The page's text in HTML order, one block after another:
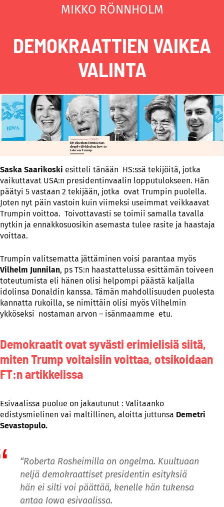
MIKKO RÖNNHOLM
DEMOKRAATTIEN VAIKEA
VALINTA
Saska Saarikoski esitteli tänään HS:ssä tekijöitä, jotka
vaikuttavat USA:n presidentinvaalin lopputulokseen. Hän
päätyi 5 vastaan 2 tekijään, jotka ovat Trumpin puolella.
Joten nyt päin vastoin kuin viimeksi useimmat veikkaavat
Trumpin voittoa. Toivottavasti se toimii samalla tavalla
nytkin ja ennakkosuosikin asemasta tulee rasite ja haastaja
voittaa.
Trumpin valitsematta jättäminen voisi parantaa myös
Vilhelm Junnilan, ps TS:n haastattelussa esittämän toiveen
toteutumista eli hänen olisi helpompi päästä kaljalla
idolinsa Donaldin kanssa. Tämän mahdollisuuden puolesta
kannatta rukoilla, se nimittäin olisi myös Vilhelmin
ykköseksi nostaman arvon – isänmaamme etu.
Demokraatit ovat syvästi erimielisiä siitä,
miten Trump voitaisiin voittaa, otsikoidaan
FT:n artikkelissa
Esivaalissa puolue on jakautunut : Valitaanko
edistysmielinen vai maltillinen, aloitta juttunsa Demetri
Sevastopulo.
“Roberta Rosheimilla on ongelma. Kuultuaan
neljä demokraattiset presidentin esityksiä
hän ei silti voi päättää, kenelle hän tukensa
antaa Iowa esivaalissa.